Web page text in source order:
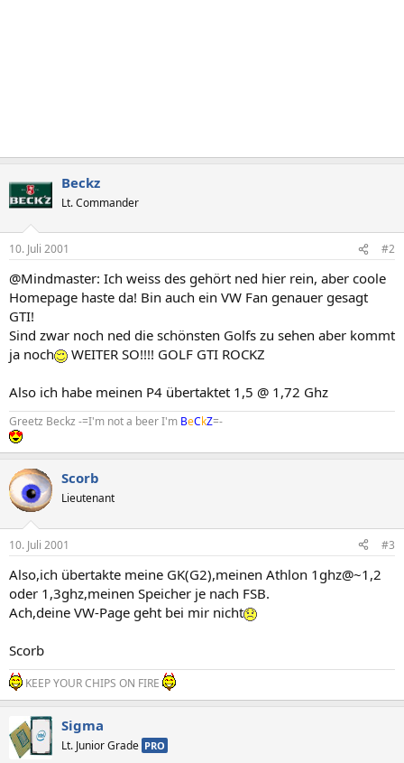
Beckz
Lt. Commander
10. Juli 2001 #2
@Mindmaster: Ich weiss des gehört ned hier rein, aber coole
Homepage haste da! Bin auch ein VW Fan genauer gesagt
GTI!
Sind zwar noch ned die schönsten Golfs zu sehen aber kommt
ja noch
WEITER SO!!!! GOLF GTI ROCKZ
Also ich habe meinen P4 übertaktet 1,5 @ 1,72 Ghz
Greetz Beckz -=I'm not a beer I'm BeCkZ=-
Scorb
Lieutenant
10. Juli 2001 #3
Also,ich übertakte meine GK(G2),meinen Athlon 1ghz@~1,2
oder 1,3ghz,meinen Speicher je nach FSB.
Ach,deine VW-Page geht bei mir nicht
Scorb
KEEP YOUR CHIPS ON FIRE
Sigma
Lt. Junior Grade PRO